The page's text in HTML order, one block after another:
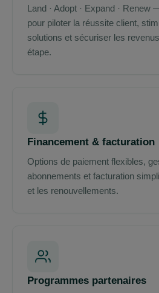
Land · Adopt · Expand ·
pour piloter la réussite client,
solutions et sécuriser les
étape.
Financement & facturation
Options de paiement flexibles,
abonnements et facturation
et les renouvellements.
Programmes partenaires